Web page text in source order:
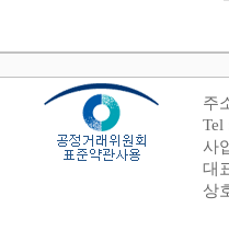
주
Tel
사
대
상